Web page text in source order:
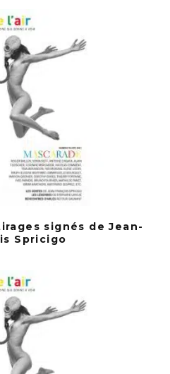
signés de Jean-
Spricigo